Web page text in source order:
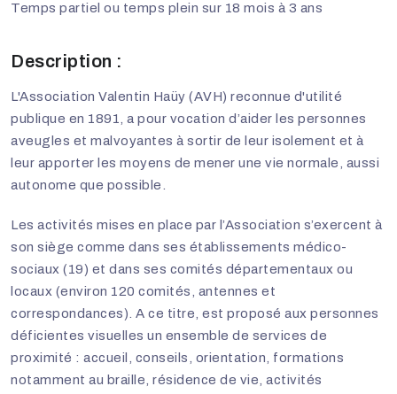
Temps partiel ou temps plein sur 18 mois à 3 ans
Description :
L'Association Valentin Haüy (AVH) reconnue d'utilité
publique en 1891, a pour vocation d’aider les personnes
aveugles et malvoyantes à sortir de leur isolement et à
leur apporter les moyens de mener une vie normale, aussi
autonome que possible.
Les activités mises en place par l’Association s’exercent à
son siège comme dans ses établissements médico-
sociaux (19) et dans ses comités départementaux ou
locaux (environ 120 comités, antennes et
correspondances). A ce titre, est proposé aux personnes
déficientes visuelles un ensemble de services de
proximité : accueil, conseils, orientation, formations
notamment au braille, résidence de vie, activités